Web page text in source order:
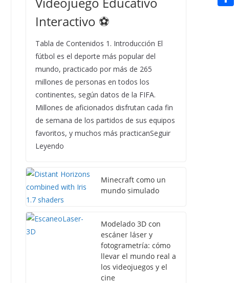
Interactivo ⚽
Tabla de Contenidos 1. Introducción El
fútbol es el deporte más popular del
mundo, practicado por más de 265
millones de personas en todos los
continentes, según datos de la FIFA.
Millones de aficionados disfrutan cada fin
de semana de los partidos de sus equipos
favoritos, y muchos más practicanSeguir
Leyendo
Minecraft como un
mundo simulado
Modelado 3D con
escáner láser y
fotogrametría: cómo
llevar el mundo real a
los videojuegos y el
cine
n
a